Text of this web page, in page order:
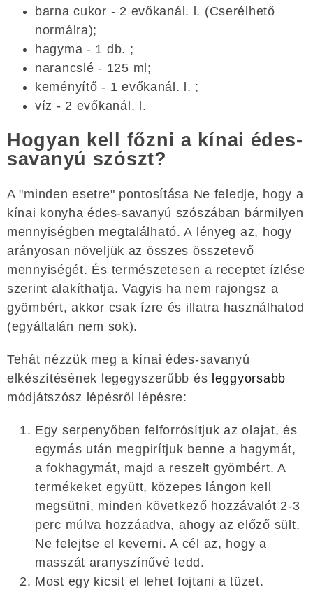
barna cukor - 2 evőkanál. l. (Cserélhető
normálra);
hagyma - 1 db. ;
narancslé - 125 ml;
keményítő - 1 evőkanál. l. ;
víz - 2 evőkanál. l.
Hogyan kell főzni a kínai édes-
savanyú szószt?
A "minden esetre" pontosítása Ne feledje, hogy a
kínai konyha édes-savanyú szószában bármilyen
mennyiségben megtalálható. A lényeg az, hogy
arányosan növeljük az összes összetevő
mennyiségét. És természetesen a receptet ízlése
szerint alakíthatja. Vagyis ha nem rajongsz a
gyömbért, akkor csak ízre és illatra használhatod
(egyáltalán nem sok).
Tehát nézzük meg a kínai édes-savanyú
elkészítésének legegyszerűbb és leggyorsabb
módjátszósz lépésről lépésre:
Egy serpenyőben felforrósítjuk az olajat, és
egymás után megpirítjuk benne a hagymát,
a fokhagymát, majd a reszelt gyömbért. A
termékeket együtt, közepes lángon kell
megsütni, minden következő hozzávalót 2-3
perc múlva hozzáadva, ahogy az előző sült.
Ne felejtse el keverni. A cél az, hogy a
masszát aranyszínűvé tedd.
Most egy kicsit el lehet fojtani a tüzet.